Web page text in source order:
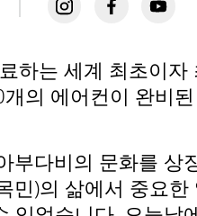
하는 세계 최초이
의 에어컨이 완비
부다비의 문화를 상
)의 삶에서 중요